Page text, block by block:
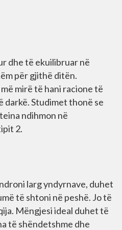
dhe të ekuilibruar në
për gjithë ditën.
mirë të hani racione të
darkë. Studimet thonë se
ndihmon në
2.
larg yndyrnave, duhet
të shtoni në peshë. Jo të
Mëngjesi ideal duhet të
të shëndetshme dhe